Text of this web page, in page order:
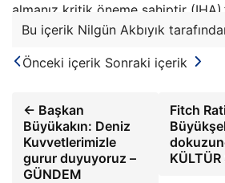
almanız kritik öneme sahiptir
Bu içerik Nilgün Akbıyık
Önceki içerik Sonraki içerik
← Başkan
Büyükakın: Deniz
Kuvvetlerimizle
gurur duyuyoruz –
GÜNDEM
Fitch